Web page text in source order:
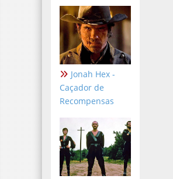
Jonah Hex -
Caçador de
Recompensas